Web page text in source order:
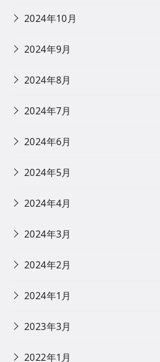
2024年10月
2024年9月
2024年8月
2024年7月
2024年6月
2024年5月
2024年4月
2024年3月
2024年2月
2024年1月
2023年3月
2022年1月